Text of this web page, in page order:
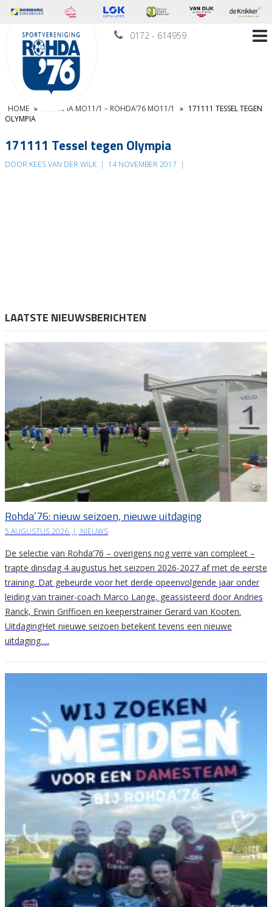
0172 - 614959
HOME » OLYMPIA MO11/1 – ROHDA’76 MO11/1 » 171111 TESSEL TEGEN
OLYMPIA
171111 Tessel tegen Olympia
DOOR KEES VAN DER WILK | 14 NOVEMBER 2017 |
LAATSTE NIEUWSBERICHTEN
Rohda’76: nieuw seizoen, nieuwe uitdaging
5 AUGUSTUS 2026 | NIEUWS
De selectie van Rohda’76 – overigens nog verre van compleet –
trapte dinsdag 4 augustus het seizoen 2026-2027 af met de eerste
training. Dat gebeurde voor het derde opeenvolgende jaar onder
leiding van trainer-coach Marco Lange, geassisteerd door Andries
Ranck, Erwin Griffioen en keeperstrainer Gerard van Kooten.
UitdagingHet nieuwe seizoen betekent tevens een nieuwe
uitdaging….